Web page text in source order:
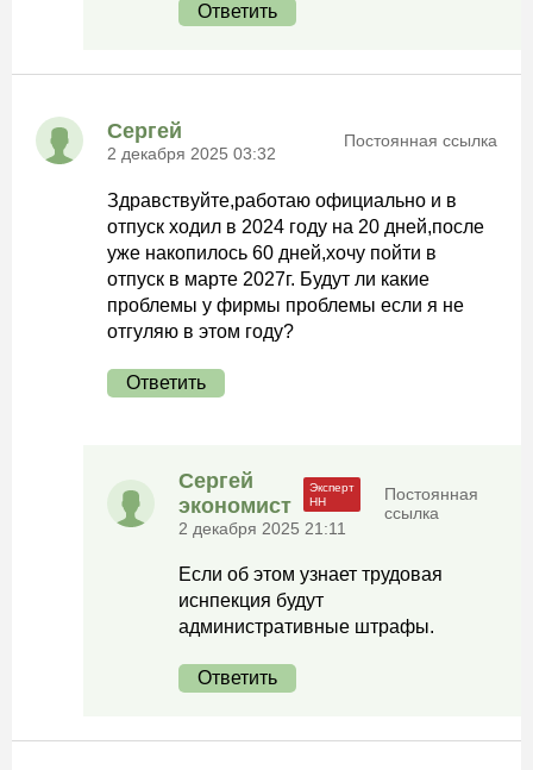
Ответить
Сергей
2 декабря 2025 03:32
Постоянная ссылка
Здравствуйте,работаю официально и в
отпуск ходил в 2024 году на 20 дней,после
уже накопилось 60 дней,хочу пойти в
отпуск в марте 2027г. Будут ли какие
проблемы у фирмы проблемы если я не
отгуляю в этом году?
Ответить
Сергей
экономист
2 декабря 2025 21:11
Постоянная
ссылка
Если об этом узнает трудовая
иснпекция будут
административные штрафы.
Ответить